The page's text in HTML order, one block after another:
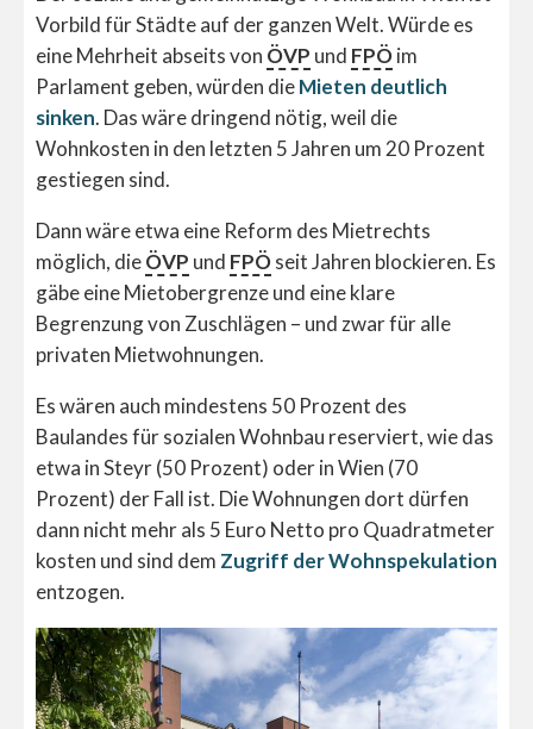
Vorbild für Städte auf der ganzen Welt. Würde es
eine Mehrheit abseits von ÖVP und FPÖim
Parlament geben, würden dieMieten deutlich
sinken. Das wäre dringend nötig, weil die
Wohnkosten in den letzten 5 Jahren um 20 Prozent
gestiegen sind.
Dann wäre etwa eine Reform des Mietrechts
möglich, dieÖVP und FPÖseit Jahren blockieren. Es
gäbe eine Mietobergrenze und eine klare
Begrenzung von Zuschlägen – und zwar für alle
privaten Mietwohnungen.
Es wären auch mindestens 50 Prozent des
Baulandes für sozialen Wohnbau reserviert, wie das
etwa in Steyr (50 Prozent) oder in Wien (70
Prozent) der Fall ist. Die Wohnungen dort dürfen
dann nicht mehr als 5 Euro Netto pro Quadratmeter
kosten und sind dem Zugriff der Wohnspekulation
entzogen.